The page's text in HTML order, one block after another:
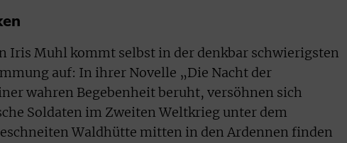
Iris Muhl kommt selbst in der denkbar schwierigsten
auf: In ihrer Novelle „Die Nacht der
wahren Begebenheit beruht, versöhnen sich
Soldaten im Zweiten Weltkrieg unter dem
Waldhütte mitten in den Ardennen finden